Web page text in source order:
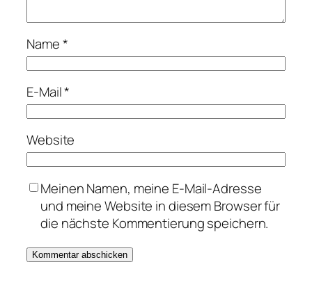
Name*
E-Mail*
Website
Meinen Namen, meine E-Mail-Adresse
und meine Website in diesem Browser für
die nächste Kommentierung speichern.